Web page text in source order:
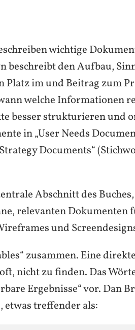
wichtige
beschreibt den Aufbau,
Platz im und Beitrag zum
welche Informationen
besser strukturieren und
in „User Needs
Documents“
Abschnitt des
relevanten Dokumenten
und
zusammen. Eine
nicht zu finden. Das
Ergebnisse“ vor. Dan
etwas treffender als: